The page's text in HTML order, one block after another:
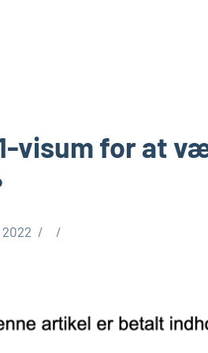
visum for at
2022